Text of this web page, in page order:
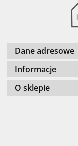
Dane adresowe
Informacje
O sklepie